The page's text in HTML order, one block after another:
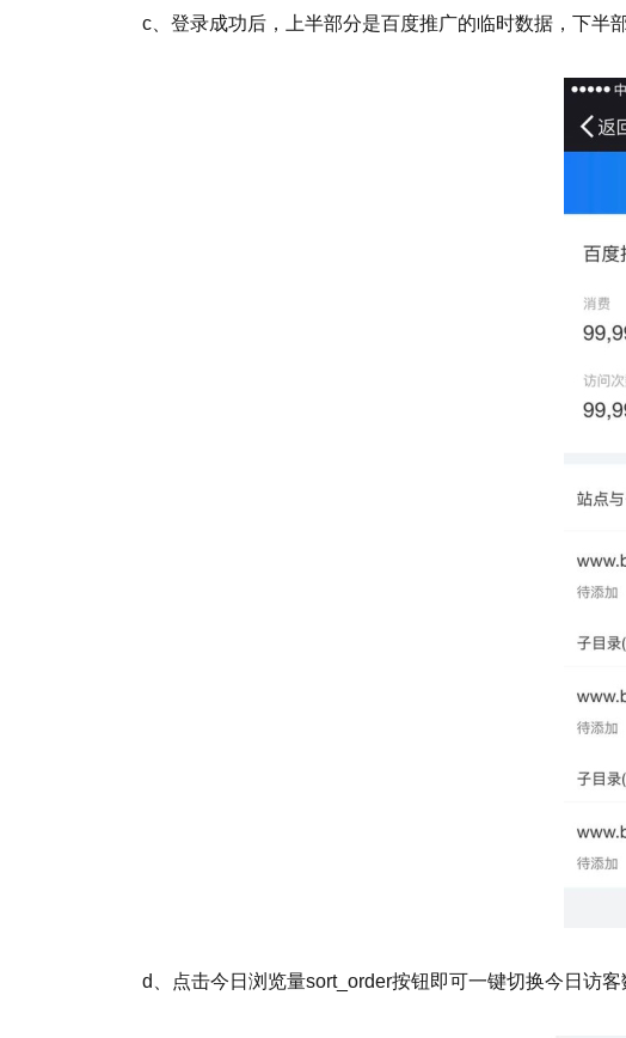
c、登录成功后，上半部分是百度推广的临时数据，下半部
d、点击今日浏览量sort_order按钮即可一键切换今日访客